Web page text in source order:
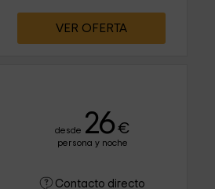
VER OFERTA
desde 26 €
persona y noche
Contacto directo